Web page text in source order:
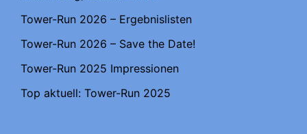
Tower-Run 2026 – Ergebnislisten
Tower-Run 2026 – Save the Date!
Tower-Run 2025 Impressionen
Top aktuell: Tower-Run 2025